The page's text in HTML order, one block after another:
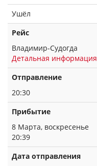
Ушёл
Рейс
Владимир-Судогда
Детальная информация
Отправление
20:30
Прибытие
8 Марта, воскресенье
20:39
Дата отправления